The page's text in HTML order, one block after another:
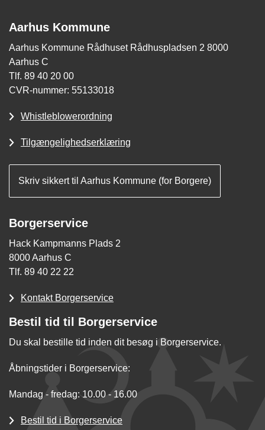
Aarhus Kommune
Aarhus Kommune Rådhuset Rådhuspladsen 2 8000
Aarhus C
Tlf. 89 40 20 00
CVR-nummer: 55133018
Whistleblowerordning
Tilgængelighedserklæring
Skriv sikkert til Aarhus Kommune (for Borgere)
Borgerservice
Hack Kampmanns Plads 2
8000 Aarhus C
Tlf. 89 40 22 22
Kontakt Borgerservice
Bestil tid til Borgerservice
Du skal bestille tid inden dit besøg i Borgerservice.
Åbningstider i Borgerservice:
Mandag - fredag: 10.00 - 16.00
Bestil tid i Borgerservice